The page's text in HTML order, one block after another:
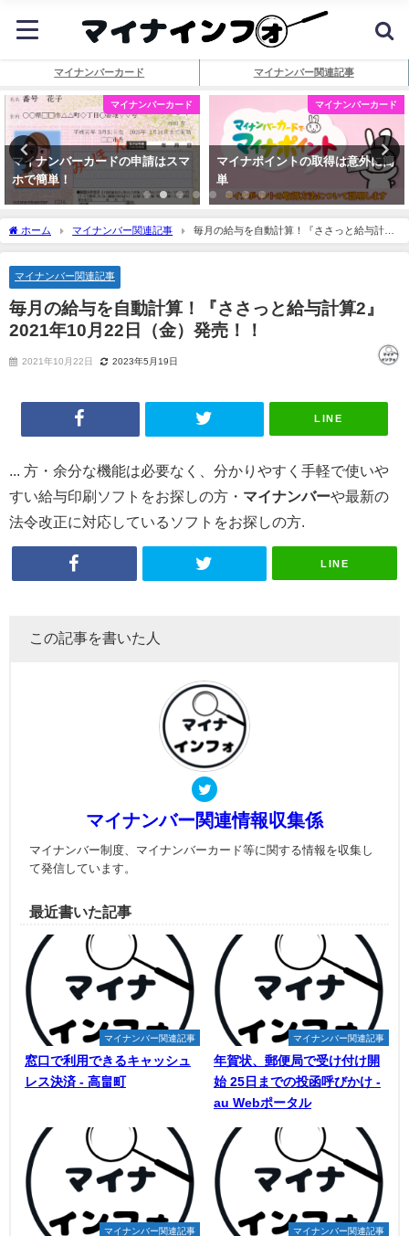
マイナンバーカード マイナンバー関連記事
マイナンバーカード
マイナンバーカードの申請はスマ
ホで簡単！
マイナンバーカード
マイナポイントの取得は意外に簡
単
ホーム マイナンバー関連記事
毎月の給与を自動計算！『ささっと給与計算
2』2021年10月22日（金）発売！！
マイナンバー関連記事
毎月の給与を自動計算！『ささっと給与計算2』
2021年10月22日（金）発売！！
2021年10月22日 2023年5月19日
LINE
... 方・余分な機能は必要なく、分かりやすく手軽で使いや
すい給与印刷ソフトをお探しの方・ マイナンバーや最新の
法令改正に対応しているソフトをお探しの方.
LINE
この記事を書いた人
マイナンバー関連情報収集係
マイナンバー制度、マイナンバーカード等に関する情報を収集し
て発信しています。
最近書いた記事
マイナンバー関連記事
窓口で利用できるキャッシュ
レス決済 - 高畠町
マイナンバー関連記事
年賀状、郵便局で受け付け開
始 25日までの投函呼びかけ -
au Webポータル
マイナンバー関連記事 マイナンバー関連記事